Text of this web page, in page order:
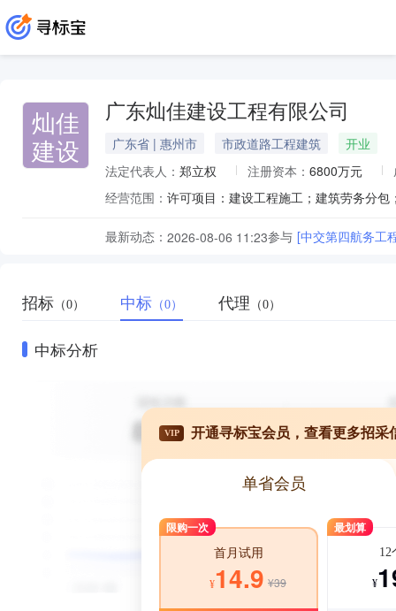
灿佳
建设
广东灿佳建设工程有限公司
广东省 | 惠州市 市政道路工程建筑
开业
法定代表人： 郑立权 注册资本： 6800万元
经营范围：
最新动态： 2026-08-06 11:23参与 [中交第四航务工
招标 （0） 中标 （0） 代理 （0）
中标分析
VIP 开通寻标宝会员，查看更多招采
单省会员
限购一次
首月试用
¥14.9 ¥39
最划算
12
¥